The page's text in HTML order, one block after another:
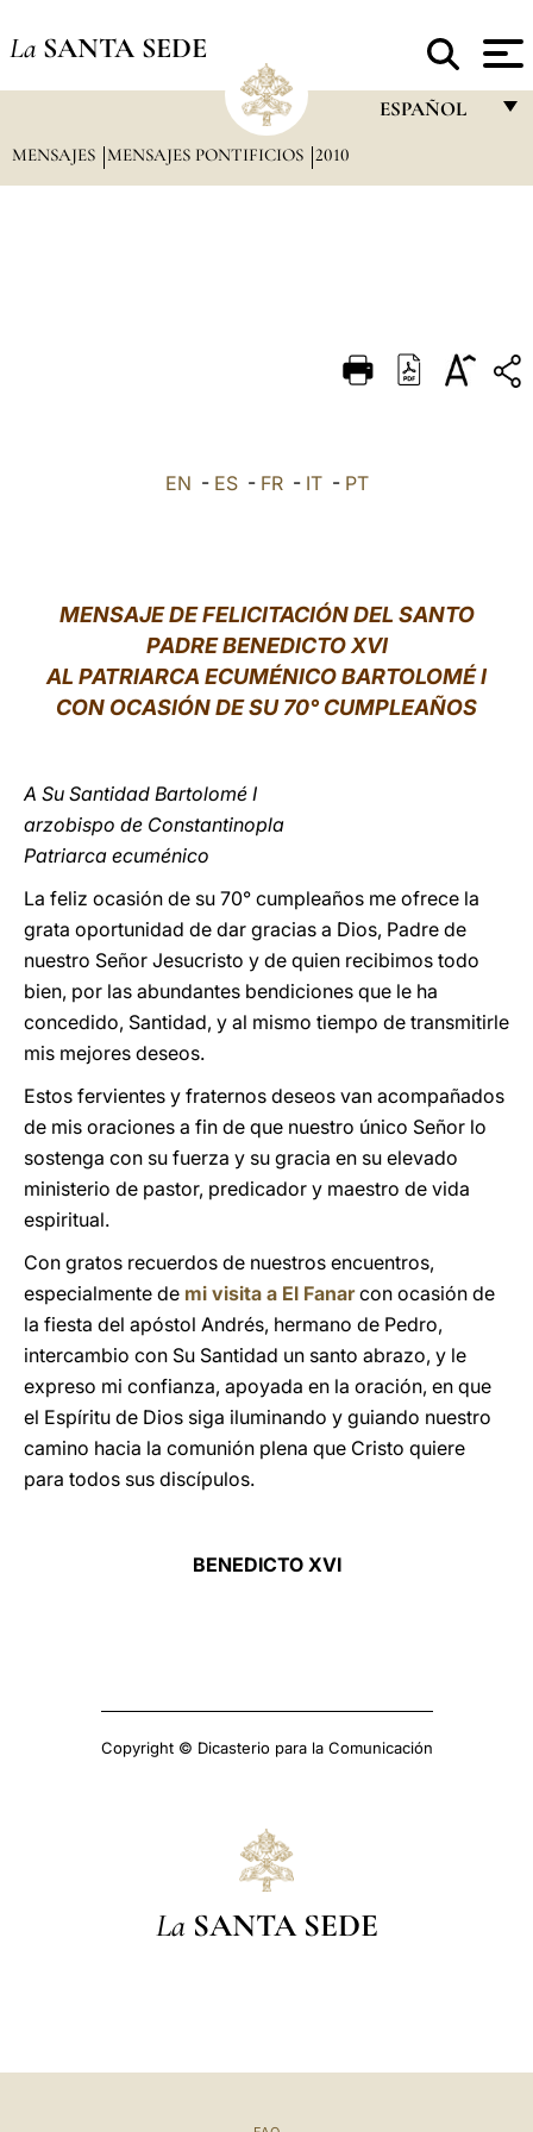
La SANTA SEDE
ESPAÑOL
DEUTSCH
MENSAJES MENSAJES PONTIFICIOS 2010
EN - ES- FR- IT- PT
MENSAJE DE FELICITACIÓN DEL SANTO
PADRE BENEDICTO XVI
AL PATRIARCA ECUMÉNICO BARTOLOMÉ I
CON OCASIÓN DE SU 70° CUMPLEAÑOS
A Su Santidad Bartolomé I
arzobispo de Constantinopla
Patriarca ecuménico
La feliz ocasión de su 70° cumpleaños me ofrece la
grata oportunidad de dar gracias a Dios, Padre de
nuestro Señor Jesucristo y de quien recibimos todo
bien, por las abundantes bendiciones que le ha
concedido, Santidad, y al mismo tiempo de transmitirle
mis mejores deseos.
Estos fervientes y fraternos deseos van acompañados
de mis oraciones a fin de que nuestro único Señor lo
sostenga con su fuerza y su gracia en su elevado
ministerio de pastor, predicador y maestro de vida
espiritual.
Con gratos recuerdos de nuestros encuentros,
especialmente de mi visita a El Fanarcon ocasión de
la fiesta del apóstol Andrés, hermano de Pedro,
intercambio con Su Santidad un santo abrazo, y le
expreso mi confianza, apoyada en la oración, en que
el Espíritu de Dios siga iluminando y guiando nuestro
camino hacia la comunión plena que Cristo quiere
para todos sus discípulos.
BENEDICTO XVI
Copyright © Dicasterio para la Comunicación
La SANTA SEDE